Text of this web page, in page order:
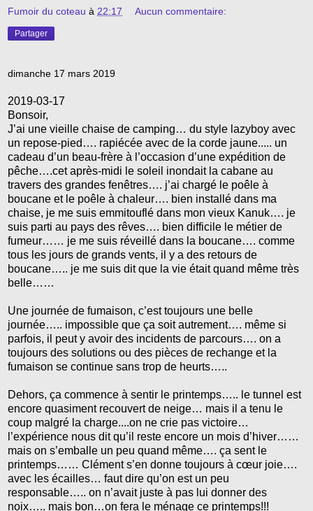
Fumoir du coteau à 22:17 Aucun commentaire:
Partager
dimanche 17 mars 2019
2019-03-17
Bonsoir,
J’ai une vieille chaise de camping… du style lazyboy avec
un repose-pied…. rapiécée avec de la corde jaune..... un
cadeau d’un beau-frère à l’occasion d’une expédition de
pêche….cet après-midi le soleil inondait la cabane au
travers des grandes fenêtres…. j’ai chargé le poêle à
boucane et le poêle à chaleur…. bien installé dans ma
chaise, je me suis emmitouflé dans mon vieux Kanuk…. je
suis parti au pays des rêves…. bien difficile le métier de
fumeur…… je me suis réveillé dans la boucane…. comme
tous les jours de grands vents, il y a des retours de
boucane….. je me suis dit que la vie était quand même très
belle……
Une journée de fumaison, c’est toujours une belle
journée….. impossible que ça soit autrement…. même si
parfois, il peut y avoir des incidents de parcours…. on a
toujours des solutions ou des pièces de rechange et la
fumaison se continue sans trop de heurts…..
Dehors, ça commence à sentir le printemps….. le tunnel est
encore quasiment recouvert de neige… mais il a tenu le
coup malgré la charge....on ne crie pas victoire…
l’expérience nous dit qu’il reste encore un mois d’hiver……
mais on s’emballe un peu quand même…. ça sent le
printemps…… Clément s’en donne toujours à cœur joie….
avec les écailles… faut dire qu’on est un peu
responsable….. on n’avait juste à pas lui donner des
noix….. mais bon…on fera le ménage ce printemps!!!